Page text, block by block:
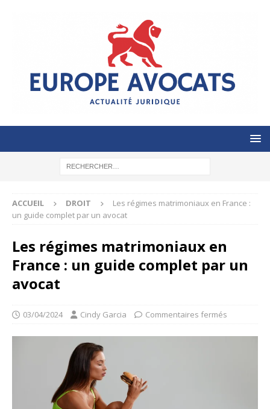
ACCUEIL DROIT
Les régimes matrimoniaux en France :
un guide complet par un avocat
Les régimes matrimoniaux en
France : un guide complet par un
avocat
03/04/2024 Cindy Garcia Commentaires fermés